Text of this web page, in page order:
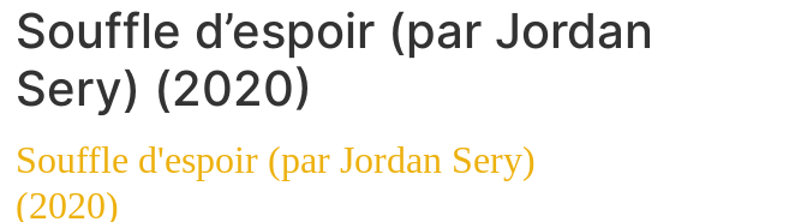
Souffle d’espoir (par Jordan
Sery) (2020)
Souffle d'espoir (par Jordan Sery)
(2020)